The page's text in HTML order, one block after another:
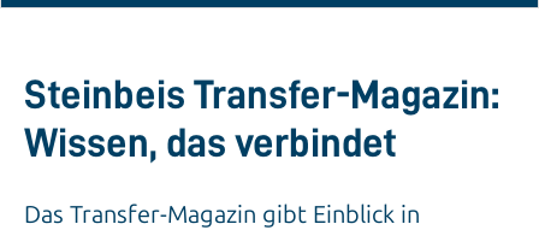
Steinbeis Transfer-Magazin:
Wissen, das verbindet
Das Transfer-Magazin gibt Einblick in